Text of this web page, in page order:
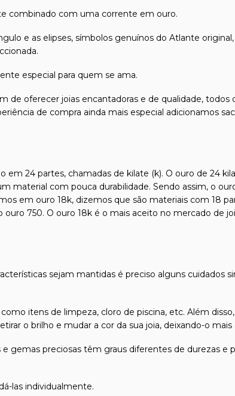
combinado com uma corrente em ouro.
e as elipses, símbolos genuínos do Atlante
especial para quem se ama.
de oferecer joias encantadoras e de qualidade, todos
de compra ainda mais especial adicionamos
24 partes, chamadas de kilate (k). O ouro de 24
material com pouca durabilidade. Sendo assim, o
em ouro 18k, dizemos que são materiais com 18
750. O ouro 18k é o mais aceito no mercado de
sejam mantidas é preciso alguns cuidados
itens de limpeza, cloro de piscina, etc. Além
o brilho e mudar a cor da sua joia, deixando-o mais
gemas preciosas têm graus diferentes de durezas e
las individualmente.